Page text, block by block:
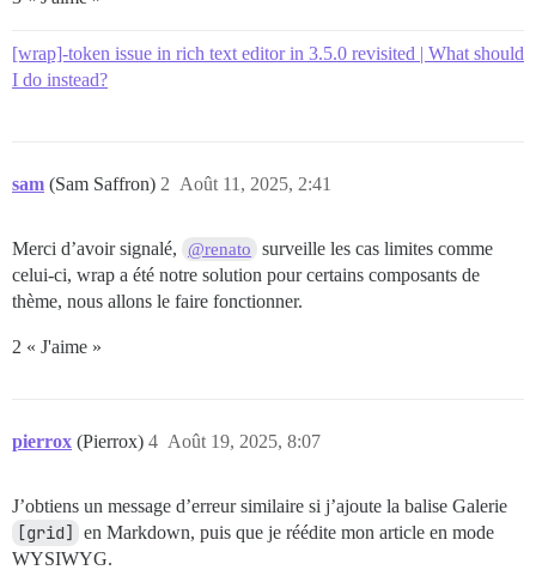
[wrap]-token issue in rich text editor in 3.5.0 revisited | What should
I do instead?
sam (Sam Saffron) Août 11, 2025, 2:41
2
Merci d’avoir signalé, @renato
surveille les cas limites comme
celui-ci, wrap a été notre solution pour certains composants de
thème, nous allons le faire fonctionner.
2 « J'aime »
pierrox (Pierrox) Août 19, 2025, 8:07
4
J’obtiens un message d’erreur similaire si j’ajoute la balise Galerie
[grid]
en Markdown, puis que je réédite mon article en mode
WYSIWYG.